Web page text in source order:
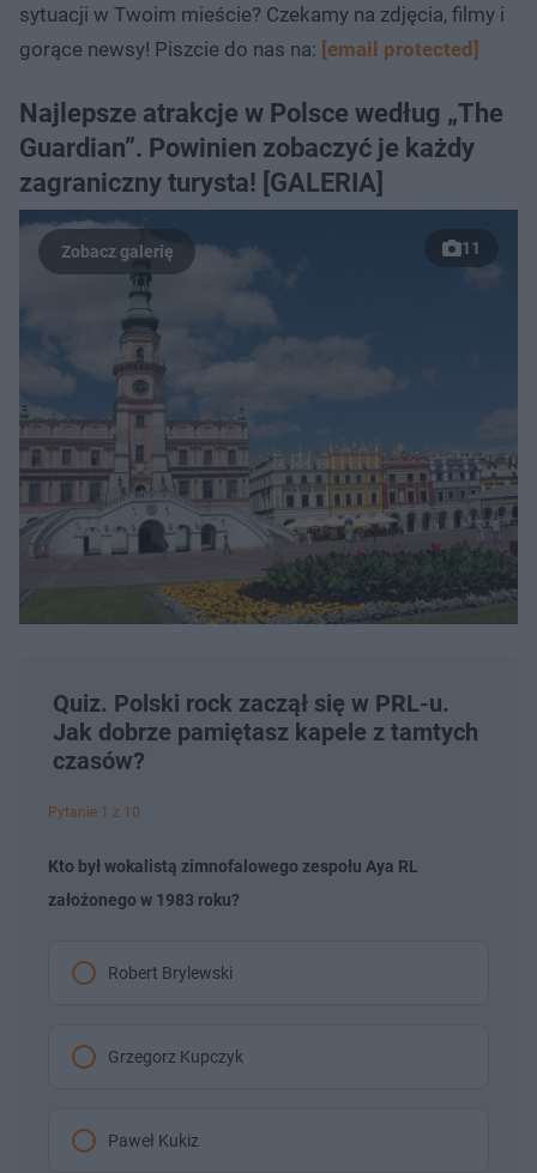
sytuacji w Twoim mieście? Czekamy na zdjęcia, filmy i
gorące newsy! Piszcie do nas na: [email protected]
Najlepsze atrakcje w Polsce według „The
Guardian”. Powinien zobaczyć je każdy
zagraniczny turysta! [GALERIA]
11
Quiz. Polski rock zaczął się w PRL-u.
Jak dobrze pamiętasz kapele z tamtych
czasów?
Pytanie 1 z 10
Kto był wokalistą zimnofalowego zespołu Aya RL
założonego w 1983 roku?
Robert Brylewski
Grzegorz Kupczyk
Paweł Kukiz